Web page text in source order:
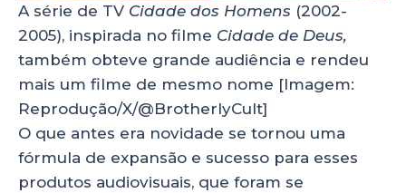
A série de TV Cidade dos Homens (2002-
2005), inspirada no filme Cidade de Deus,
também obteve grande audiência e rendeu
mais um filme de mesmo nome [Imagem:
Reprodução/X/@BrotherlyCult]
O que antes era novidade se tornou uma
fórmula de expansão e sucesso para esses
produtos audiovisuais, que foram se